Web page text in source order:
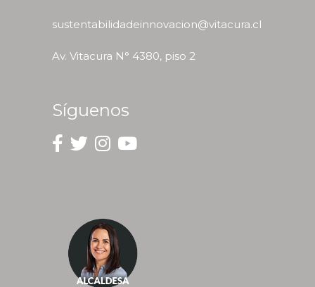
sustentabilidadeinnovacion@vitacura.cl
Av. Vitacura N° 4380, piso 2
Síguenos